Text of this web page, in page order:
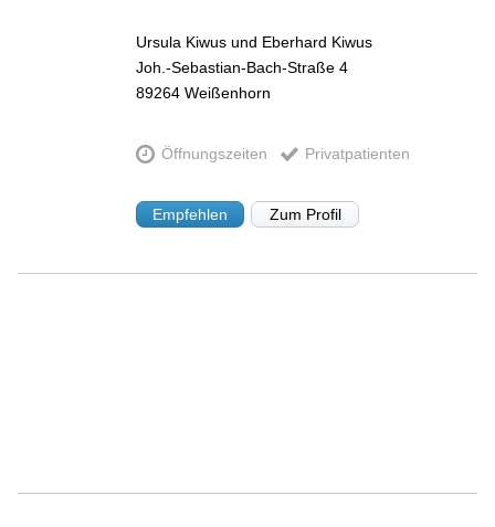
Ursula Kiwus und Eberhard Kiwus
Joh.-Sebastian-Bach-Straße 4
89264 Weißenhorn
Öffnungszeiten Privatpatienten
Empfehlen Zum Profil